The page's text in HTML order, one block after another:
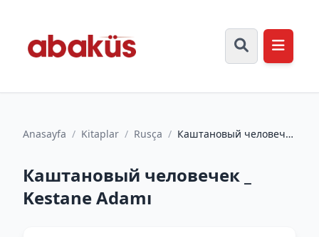
Anasayfa / Kitaplar / Rusça / Каштановый человечек
Каштановый человечек _
Kestane Adamı